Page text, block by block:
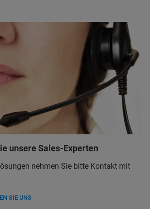
unsere Sales-Experten
nehmen Sie bitte Kontakt mit
SIE UNS